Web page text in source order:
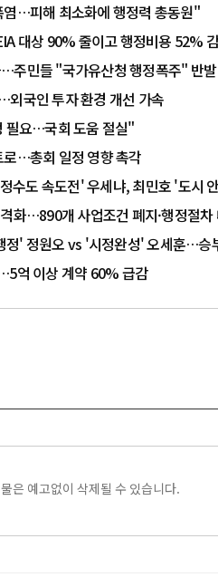
…피해 최소화에 행정력 총동원"
대상 90% 줄이고 행정비용 52%
주민들 "국가유산청 행정폭주" 반발
국인 투자 환경 개선 가속
필요…국회 도움 절실"
로…총회 일정 영향 촉각
수도 속도전' 우세냐, 최민호 '도시
화…890개 사업조건 폐지·행정절차
정' 정원오 vs '시정완성' 오세훈…승
억 이상 계약 60% 급감